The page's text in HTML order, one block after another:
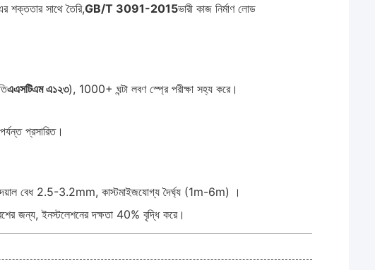
সাথে তৈরি,GB/T 3091-2015ভারী কাজ নির্মাণ লোড
এএসটিএম এ১২৩), 1000+ ঘন্টা লবণ স্প্রে পরীক্ষা সহ্য করে।
প্রসারিত।
দেয়াল বেধ 2.5-3.2mm, কাস্টমাইজযোগ্য দৈর্ঘ্য (1m-6m) ।
জন্য, ইনস্টলেশনের দক্ষতা 40% বৃদ্ধি করে।